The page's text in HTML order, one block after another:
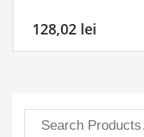
128,02 lei